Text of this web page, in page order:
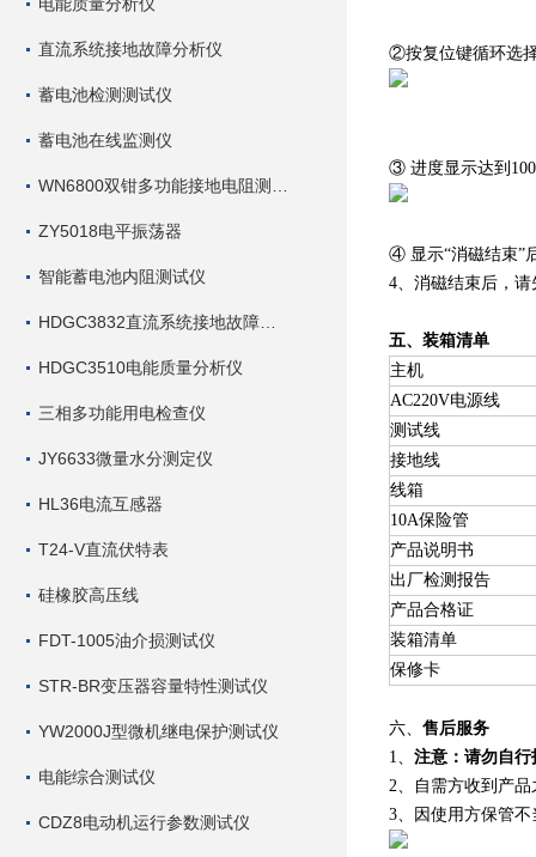
直流系统接地故障分析仪
蓄电池检测测试仪
蓄电池在线监测仪
ZY5018电平振荡器
智能蓄电池内阻测试仪
HDGC3510电能质量分析仪
三相多功能用电检查仪
JY6633微量水分测定仪
HL36电流互感器
T24-V直流伏特表
硅橡胶高压线
FDT-1005油介损测试仪
STR-BR变压器容量特性测试仪
YW2000J型微机继电保护测试仪
电能综合测试仪
CDZ8电动机运行参数测试仪
②按复位键循环选
③ 进度显示达到
④ 显示“消磁结束”
4、消磁结束后，
五、装箱清单
主机
AC220V电源线
测试线
接地线
线箱
10A保险管
产品说明书
出厂检测报告
产品合格证
装箱清单
保修卡
六、 售后服务
1、 注意：请勿自行
2、
自需方收到产
3、因使用方保管